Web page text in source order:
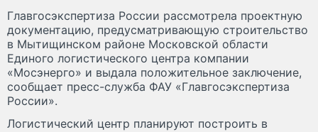
Главгосэкспертиза России рассмотрела проектную
документацию, предусматривающую строительство
в Мытищинском районе Московской области
Единого логистического центра компании
«Мосэнерго» и выдала положительное заключение,
сообщает пресс-служба ФАУ «Главгосэкспертиза
России».
Логистический центр планируют построить в